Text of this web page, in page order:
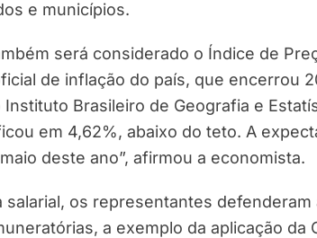
e municípios.
será considerado o Índice de
de inflação do país, que encerrou
Brasileiro de Geografia e
em 4,62%, abaixo do teto. A
deste ano”, afirmou a economista.
salarial, os representantes
a exemplo da aplicação da